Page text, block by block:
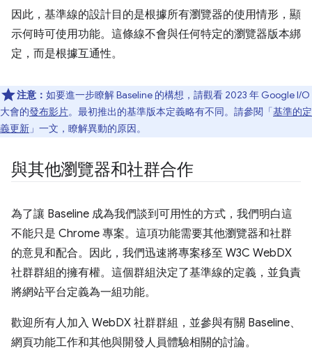
因此，基準線的設計目的是根據所有瀏覽器的使用情形，顯
示何時可使用功能。這條線不會與任何特定的瀏覽器版本綁
定，而是根據互通性。
注意： 如要進一步瞭解 Baseline 的構想，請觀看 2023 年 Google I/O
大會的發布影片。最初推出的基準版本定義略有不同。請參閱「基準的定
義更新 」一文，瞭解異動的原因。
與其他瀏覽器和社群合作
為了讓 Baseline 成為我們談到可用性的方式，我們明白這
不能只是 Chrome 專案。這項功能需要其他瀏覽器和社群
的意見和配合。因此，我們迅速將專案移至 W3C WebDX
社群群組的擁有權。這個群組決定了基準線的定義，並負責
將網站平台定義為一組功能。
歡迎所有人加入 WebDX 社群群組，並參與有關 Baseline、
網頁功能工作和其他與開發人員體驗相關的討論。